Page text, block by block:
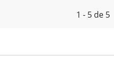
1 - 5 de 5